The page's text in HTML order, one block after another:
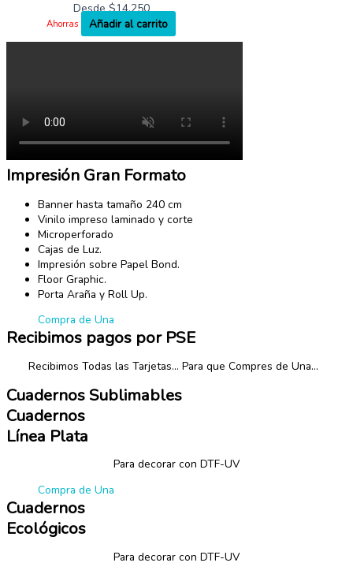
Desde$14,250
Ahorras Añadir al carrito
Impresión Gran Formato
Banner hasta tamaño 240 cm
Vinilo impreso laminado y corte
Microperforado
Cajas de Luz.
Impresión sobre Papel Bond.
Floor Graphic.
Porta Araña y Roll Up.
Compra de Una
Recibimos pagos por PSE
Recibimos Todas las Tarjetas… Para que Compres de Una…
Cuadernos Sublimables
Cuadernos
Línea Plata
Para decorar con DTF-UV
Compra de Una
Cuadernos
Ecológicos
Para decorar con DTF-UV